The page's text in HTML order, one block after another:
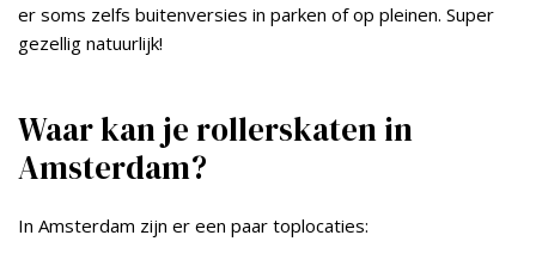
er soms zelfs buitenversies in parken of op pleinen. Super
gezellig natuurlijk!
Waar kan je rollerskaten in
Amsterdam?
In Amsterdam zijn er een paar toplocaties: